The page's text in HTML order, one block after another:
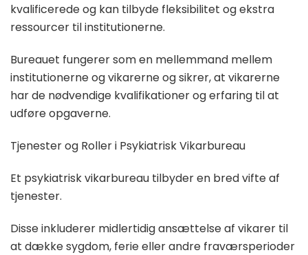
kvalificerede og kan tilbyde fleksibilitet og ekstra
ressourcer til institutionerne.
Bureauet fungerer som en mellemmand mellem
institutionerne og vikarerne og sikrer, at vikarerne
har de nødvendige kvalifikationer og erfaring til at
udføre opgaverne.
Tjenester og Roller i Psykiatrisk Vikarbureau
Et psykiatrisk vikarbureau tilbyder en bred vifte af
tjenester.
Disse inkluderer midlertidig ansættelse af vikarer til
at dække sygdom, ferie eller andre fraværsperioder